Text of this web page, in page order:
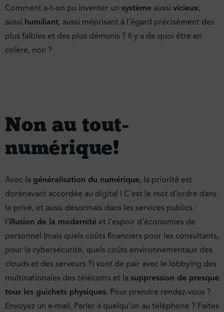
Comment a-t-on pu inventer un système aussi vicieux,
aussi humiliant, aussi méprisant à l’égard précisément des
plus faibles et des plus démunis ? Il y a de quoi être en
colère, non ?
Non au tout-
numérique !
Avec la généralisation du numérique, la priorité est
dorénavant accordée au digital ! C’est le mot d’ordre dans
le privé, et aussi désormais dans les services publics :
l’illusion de la modernité et l’espoir d’économies de
personnel (mais quels coûts financiers pour les consultants,
pour la cybersécurité, quels coûts environnementaux des
clouds et des serveurs ?) vont de pair avec le lobbying des
multinationales des télécoms et la suppression de presque
tous les guichets physiques. Pour prendre rendez-vous ?
Envoyez un e-mail. Parler à quelqu’un au téléphone ? Faites